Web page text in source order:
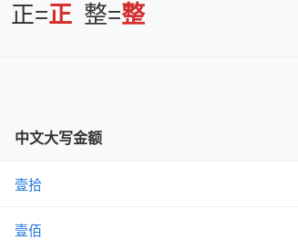
正=正 整=整
中文大写金额
壹拾
壹佰